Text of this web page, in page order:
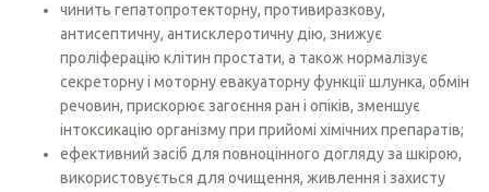
чинить гепатопротекторну, противиразкову,
антисептичну, антисклеротичну дію, знижує
проліферацію клітин простати, а також нормалізує
секреторну і моторну евакуаторну функції шлунка, обмін
речовин, прискорює загоєння ран і опіків, зменшує
інтоксикацію організму при прийомі хімічних препаратів;
ефективний засіб для повноцінного догляду за шкірою,
використовується для очищення, живлення і захисту